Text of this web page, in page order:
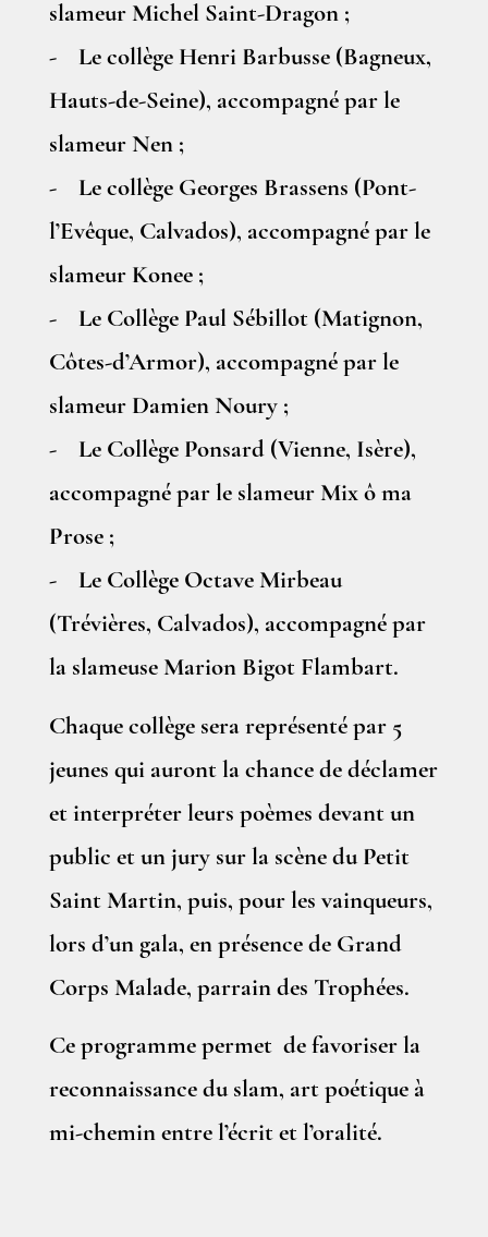
slameur Michel Saint-Dragon ;
- Le collège Henri Barbusse (Bagneux,
Hauts-de-Seine), accompagné par le
slameur Nen ;
- Le collège Georges Brassens (Pont-
l’Evêque, Calvados), accompagné par le
slameur Konee ;
- Le Collège Paul Sébillot (Matignon,
Côtes-d’Armor), accompagné par le
slameur Damien Noury ;
- Le Collège Ponsard (Vienne, Isère),
accompagné par le slameur Mix ô ma
Prose ;
- Le Collège Octave Mirbeau
(Trévières, Calvados), accompagné par
la slameuse Marion Bigot Flambart.
Chaque collège sera représenté par 5
jeunes qui auront la chance de déclamer
et interpréter leurs poèmes devant un
public et un jury sur la scène du Petit
Saint Martin, puis, pour les vainqueurs,
lors d’un gala, en présence de Grand
Corps Malade, parrain des Trophées.
Ce programme permet de favoriser la
reconnaissance du slam, art poétique à
mi-chemin entre l’écrit et l’oralité.